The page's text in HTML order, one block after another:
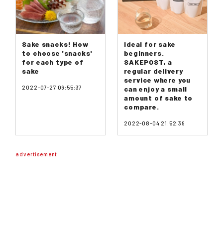
Sake snacks! How
to choose 'snacks'
for each type of
sake
2022-07-27 09:55:37
Ideal for sake
beginners.
SAKEPOST, a
regular delivery
service where you
can enjoy a small
amount of sake to
compare.
2022-08-04 21:52:39
advertisement